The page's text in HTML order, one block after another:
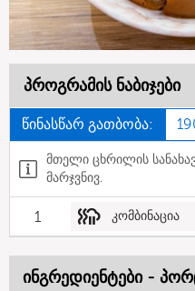
პროგრამის ნაბიჯები
წინასწარ გათბობა:
მთელი ცხრილის
მარჯვნივ.
1 კომბინაცია
ინგრედიენტები -